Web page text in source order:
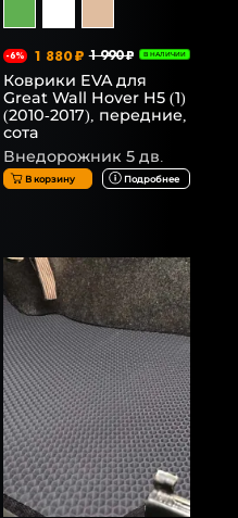
-6% 1 880 ₽ 1 990 ₽ В НАЛИЧИИ
Коврики EVA для
Great Wall Hover H5 (1)
(2010-2017), передние,
сота
Внедорожник 5 дв.
В корзину Подробнее